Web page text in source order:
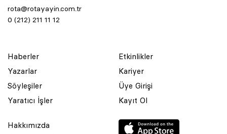
rota@rotayayin.com.tr
0 (212) 211 11 12
Haberler
Yazarlar
Söyleşiler
Yaratıcı İşler
Etkinlikler
Kariyer
Üye Girişi
Kayıt Ol
Hakkımızda